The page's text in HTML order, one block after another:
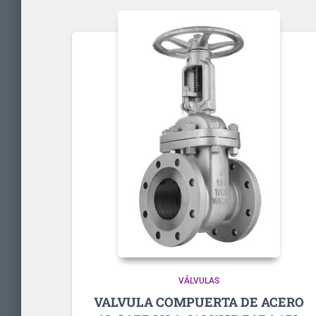
VÁLVULAS
VALVULA COMPUERTA DE ACERO